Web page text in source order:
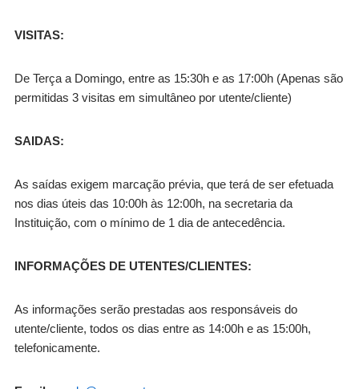
VISITAS:
De Terça a Domingo, entre as 15:30h e as 17:00h (Apenas são
permitidas 3 visitas em simultâneo por utente/cliente)
SAIDAS:
As saídas exigem marcação prévia, que terá de ser efetuada
nos dias úteis das 10:00h às 12:00h, na secretaria da
Instituição, com o mínimo de 1 dia de antecedência.
INFORMAÇÕES DE UTENTES/CLIENTES:
As informações serão prestadas aos responsáveis do
utente/cliente, todos os dias entre as 14:00h e as 15:00h,
telefonicamente.